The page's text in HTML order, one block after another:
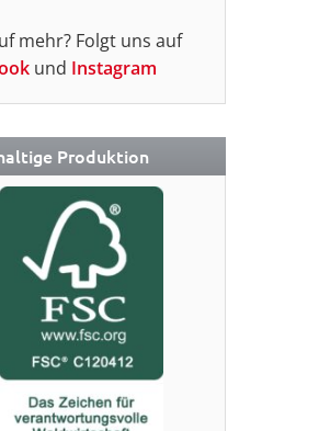
mehr? Folgt uns auf
und Instagram
Produktion